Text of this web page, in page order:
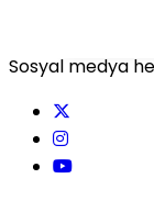
Sosyal medya